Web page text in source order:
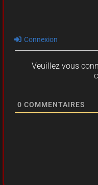
Connexion
Veuillez vous
0 COMMENTAIRES